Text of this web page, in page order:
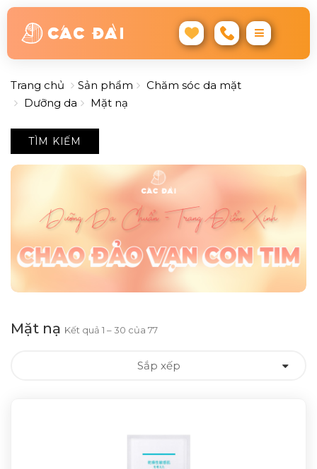
Trang chủ Sản phẩm
Chăm sóc da mặt
Dưỡng da
Mặt nạ
TÌM KIẾM
Mặt nạ Kết quả 1 – 30 của 77
Sắp xếp